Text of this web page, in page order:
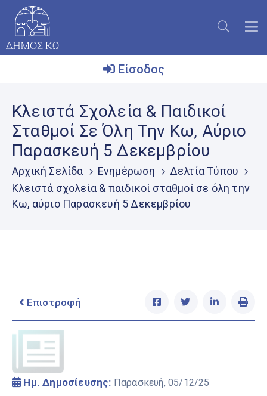
Δήμος
Το
Νησί
Ενημέρωση
Επικοινωνία
Είσοδος
Κλειστά Σχολεία & Παιδικοί
Σταθμοί Σε Όλη Την Κω, Αύριο
Παρασκευή 5 Δεκεμβρίου
Αρχική Σελίδα Ενημέρωση
Δελτία Τύπου
Κλειστά σχολεία & παιδικοί σταθμοί σε όλη την
Κω, αύριο Παρασκευή 5 Δεκεμβρίου
Επιστροφή
Ημ. Δημοσίευσης: Παρασκευή, 05/12/25